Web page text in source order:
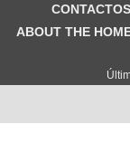
CONTACTOS
ABOUT THE